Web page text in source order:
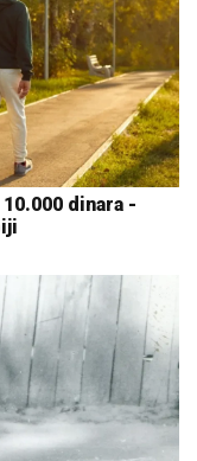
dinara -